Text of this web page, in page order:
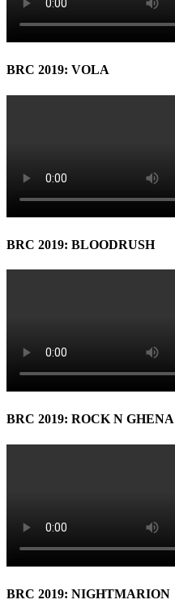
BRC 2019: VOLA
BRC 2019: BLOODRUSH
BRC 2019: ROCK N GHENA
BRC 2019: NIGHTMARION